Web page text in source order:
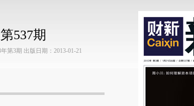
537期
第3期 出版日期：2013-01-21